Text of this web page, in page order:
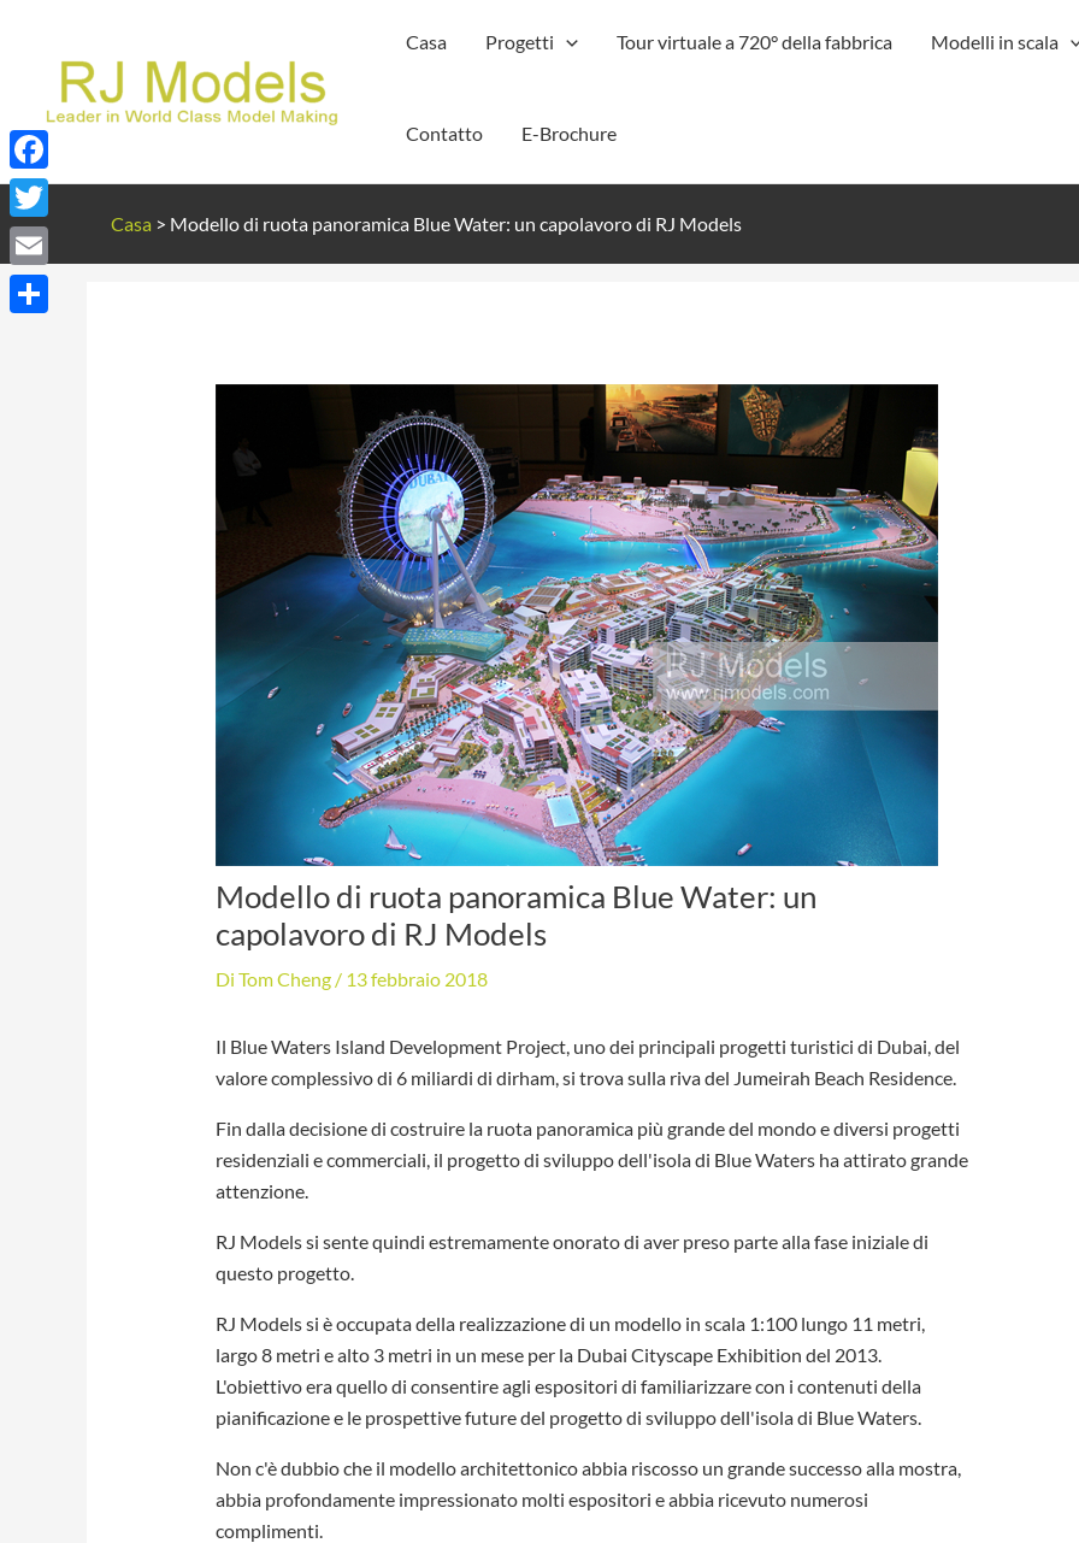
contenuto
Casa Progetti Tour virtuale a 720° della fabbrica Modelli in scala
Contatto E-Brochure
Casa > Modello di ruota panoramica Blue Water: un capolavoro di RJ Models
Modello di ruota panoramica Blue Water: un
capolavoro di RJ Models
Di Tom Cheng / 13 febbraio 2018
Il Blue Waters Island Development Project, uno dei principali progetti turistici di Dubai, del
valore complessivo di 6 miliardi di dirham, si trova sulla riva del Jumeirah Beach Residence.
Fin dalla decisione di costruire la ruota panoramica più grande del mondo e diversi progetti
residenziali e commerciali, il progetto di sviluppo dell'isola di Blue Waters ha attirato grande
attenzione.
RJ Models si sente quindi estremamente onorato di aver preso parte alla fase iniziale di
questo progetto.
RJ Models si è occupata della realizzazione di un modello in scala 1:100 lungo 11 metri,
largo 8 metri e alto 3 metri in un mese per la Dubai Cityscape Exhibition del 2013.
L'obiettivo era quello di consentire agli espositori di familiarizzare con i contenuti della
pianificazione e le prospettive future del progetto di sviluppo dell'isola di Blue Waters.
Non c'è dubbio che il modello architettonico abbia riscosso un grande successo alla mostra,
abbia profondamente impressionato molti espositori e abbia ricevuto numerosi
complimenti.
Facebook
Twitter
Email